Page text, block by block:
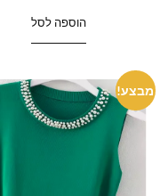
הוספה לסל
מבצע!